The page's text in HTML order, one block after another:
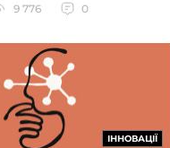
9 776 0
ІННОВАЦІЇ